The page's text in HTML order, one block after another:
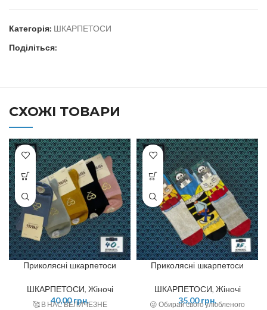
Категорія: ШКАРПЕТОСИ
Поділіться:
СХОЖІ ТОВАРИ
Приколясні шкарпетоси
ШКАРПЕТОСИ, Жіночі
40,00грн.
🥰 В НАС ВЕЛИЧЕЗНЕ
Приколясні шкарпетоси
ШКАРПЕТОСИ, Жіночі
35,00грн.
😜 Обирай свого улюбленого